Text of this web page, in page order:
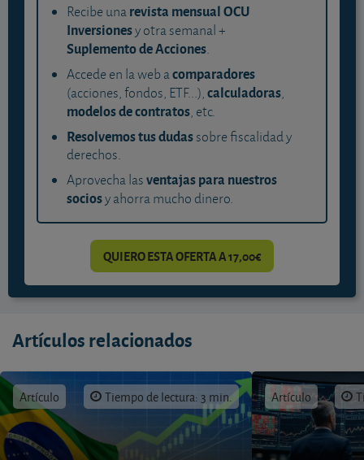
Recibe unarevista mensual OCU
Inversionesy otra semanal +
Suplemento de Acciones.
Accede en la web acomparadores
(acciones, fondos, ETF...),calculadoras,
modelos de contratos, etc.
Resolvemos tus dudassobre fiscalidad y
derechos.
Aprovecha lasventajas para nuestros
sociosy ahorra mucho dinero.
QUIERO ESTA OFERTA A 17,00€
Artículos relacionados
Artículo Tiempo de lectura: 3 min. Artículo